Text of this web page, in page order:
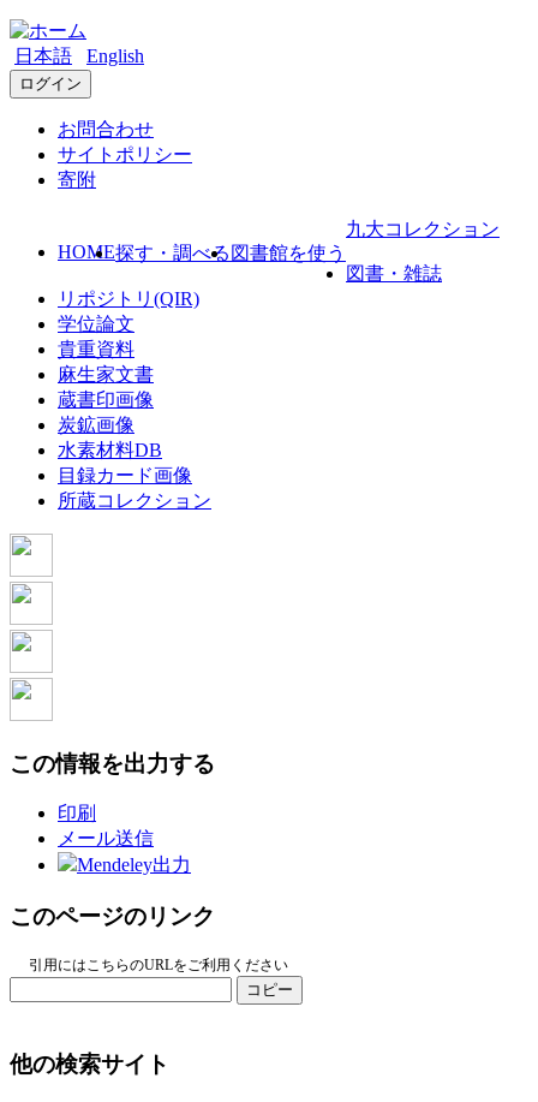
日本語 English
ログイン
お問合わせ
サイトポリシー
寄附
HOME探す・調べる 図書館を使う
九大コレクション
図書・雑誌
リポジトリ(QIR)
学位論文
貴重資料
麻生家文書
蔵書印画像
炭鉱画像
水素材料DB
目録カード画像
所蔵コレクション
この情報を出力する
印刷
メール送信
Mendeley出力
このページのリンク
引用にはこちらのURLをご利用ください
コピー
他の検索サイト